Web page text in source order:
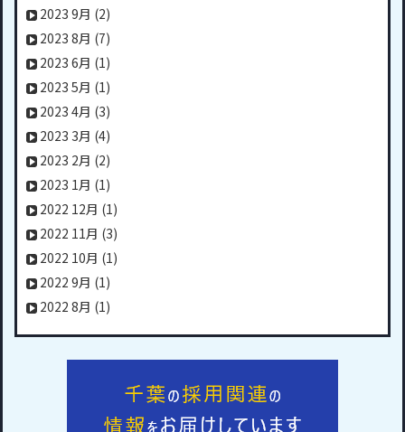
2023 9月 (2)
2023 8月 (7)
2023 6月 (1)
2023 5月 (1)
2023 4月 (3)
2023 3月 (4)
2023 2月 (2)
2023 1月 (1)
2022 12月 (1)
2022 11月 (3)
2022 10月 (1)
2022 9月 (1)
2022 8月 (1)